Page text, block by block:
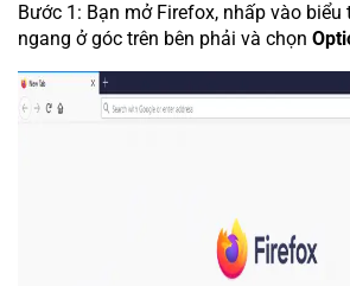
Bước 1: Bạn mở Firefox, nhấp vào
ngang ở góc trên bên phải và chọn